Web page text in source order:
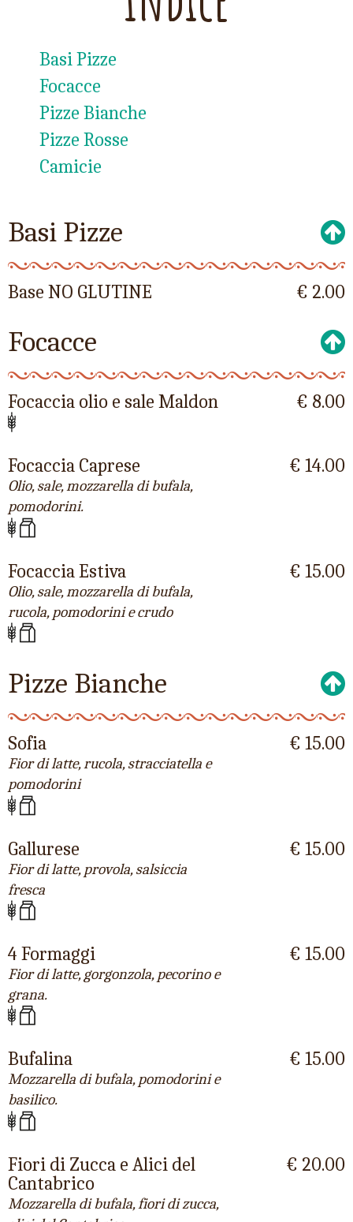
Basi Pizze
Focacce
Pizze Bianche
Pizze Rosse
Camicie
Basi Pizze
Base NO GLUTINE € 2.00
Focacce
Focaccia olio e sale Maldon € 8.00
Focaccia Caprese
Olio, sale, mozzarella di bufala,
pomodorini.
€ 14.00
Focaccia Estiva
Olio, sale, mozzarella di bufala,
rucola, pomodorini e crudo
€ 15.00
Pizze Bianche
Sofia
Fior di latte, rucola, stracciatella e
pomodorini
€ 15.00
Gallurese
Fior di latte, provola, salsiccia
fresca
€ 15.00
4 Formaggi
Fior di latte, gorgonzola, pecorino e
grana.
€ 15.00
Bufalina
Mozzarella di bufala, pomodorini e
basilico.
€ 15.00
Fiori di Zucca e Alici del
Cantabrico
Mozzarella di bufala, fiori di zucca,
€ 20.00